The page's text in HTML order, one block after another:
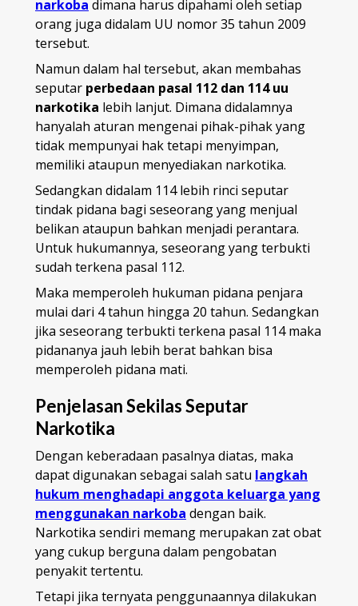
narkoba dimana harus dipahami oleh setiap
orang juga didalam UU nomor 35 tahun 2009
tersebut.
Namun dalam hal tersebut, akan membahas
seputar perbedaan pasal 112 dan 114 uu
narkotika lebih lanjut. Dimana didalamnya
hanyalah aturan mengenai pihak-pihak yang
tidak mempunyai hak tetapi menyimpan,
memiliki ataupun menyediakan narkotika.
Sedangkan didalam 114 lebih rinci seputar
tindak pidana bagi seseorang yang menjual
belikan ataupun bahkan menjadi perantara.
Untuk hukumannya, seseorang yang terbukti
sudah terkena pasal 112.
Maka memperoleh hukuman pidana penjara
mulai dari 4 tahun hingga 20 tahun. Sedangkan
jika seseorang terbukti terkena pasal 114 maka
pidananya jauh lebih berat bahkan bisa
memperoleh pidana mati.
Penjelasan Sekilas Seputar
Narkotika
Dengan keberadaan pasalnya diatas, maka
dapat digunakan sebagai salah satu langkah
hukum menghadapi anggota keluarga yang
menggunakan narkoba dengan baik.
Narkotika sendiri memang merupakan zat obat
yang cukup berguna dalam pengobatan
penyakit tertentu.
Tetapi jika ternyata penggunaannya dilakukan